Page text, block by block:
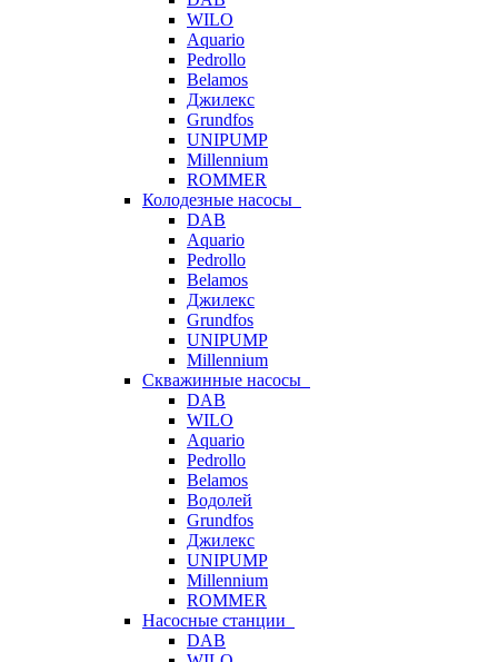
WILO
Aquario
Pedrollo
Belamos
Джилекс
Grundfos
UNIPUMP
Millennium
ROMMER
Колодезные насосы
DAB
Aquario
Pedrollo
Belamos
Джилекс
Grundfos
UNIPUMP
Millennium
Скважинные насосы
DAB
WILO
Aquario
Pedrollo
Belamos
Водолей
Grundfos
Джилекс
UNIPUMP
Millennium
ROMMER
Насосные станции
DAB